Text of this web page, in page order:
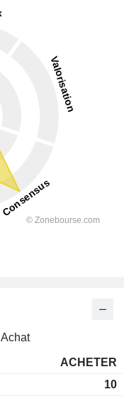
Achat
ACHETER
10